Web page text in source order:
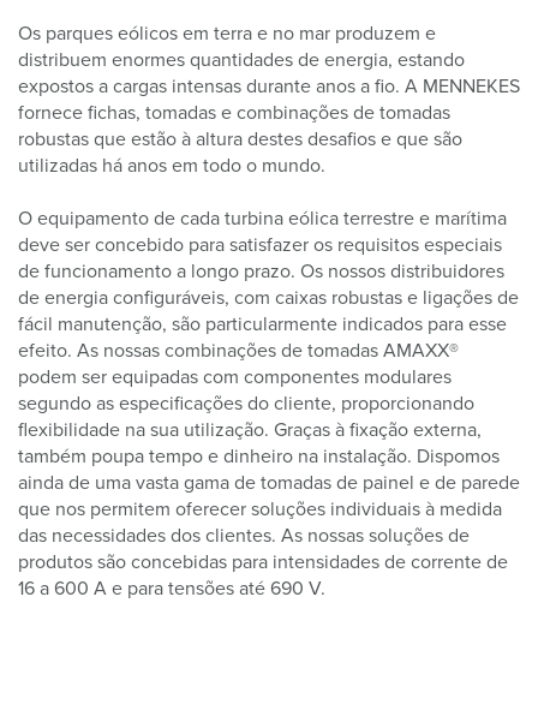
Os parques eólicos em terra e no mar produzem e
distribuem enormes quantidades de energia, estando
expostos a cargas intensas durante anos a fio. A MENNEKES
fornece fichas, tomadas e combinações de tomadas
robustas que estão à altura destes desafios e que são
utilizadas há anos em todo o mundo.
O equipamento de cada turbina eólica terrestre e marítima
deve ser concebido para satisfazer os requisitos especiais
de funcionamento a longo prazo. Os nossos distribuidores
de energia configuráveis, com caixas robustas e ligações de
fácil manutenção, são particularmente indicados para esse
efeito. As nossas combinações de tomadas AMAXX®
podem ser equipadas com componentes modulares
segundo as especificações do cliente, proporcionando
flexibilidade na sua utilização. Graças à fixação externa,
também poupa tempo e dinheiro na instalação. Dispomos
ainda de uma vasta gama de tomadas de painel e de parede
que nos permitem oferecer soluções individuais à medida
das necessidades dos clientes. As nossas soluções de
produtos são concebidas para intensidades de corrente de
16 a 600 A e para tensões até 690 V.